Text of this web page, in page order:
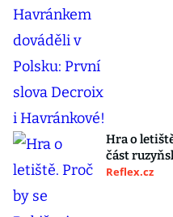
Hra o
část
Reflex.cz